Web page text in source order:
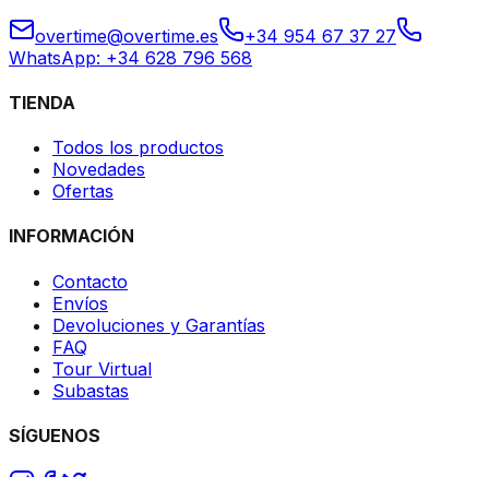
overtime@overtime.es
+34 954 67 37 27
WhatsApp: +34 628 796 568
TIENDA
Todos los productos
Novedades
Ofertas
INFORMACIÓN
Contacto
Envíos
Devoluciones y Garantías
FAQ
Tour Virtual
Subastas
SÍGUENOS